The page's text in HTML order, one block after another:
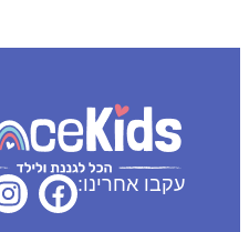
עקבו אחרינו: